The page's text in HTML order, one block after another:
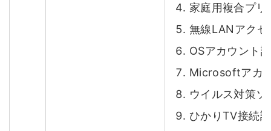
家庭用複合プ
無線LANアク
OSアカウント
Microsoftア
ウイルス対策
ひかりTV接